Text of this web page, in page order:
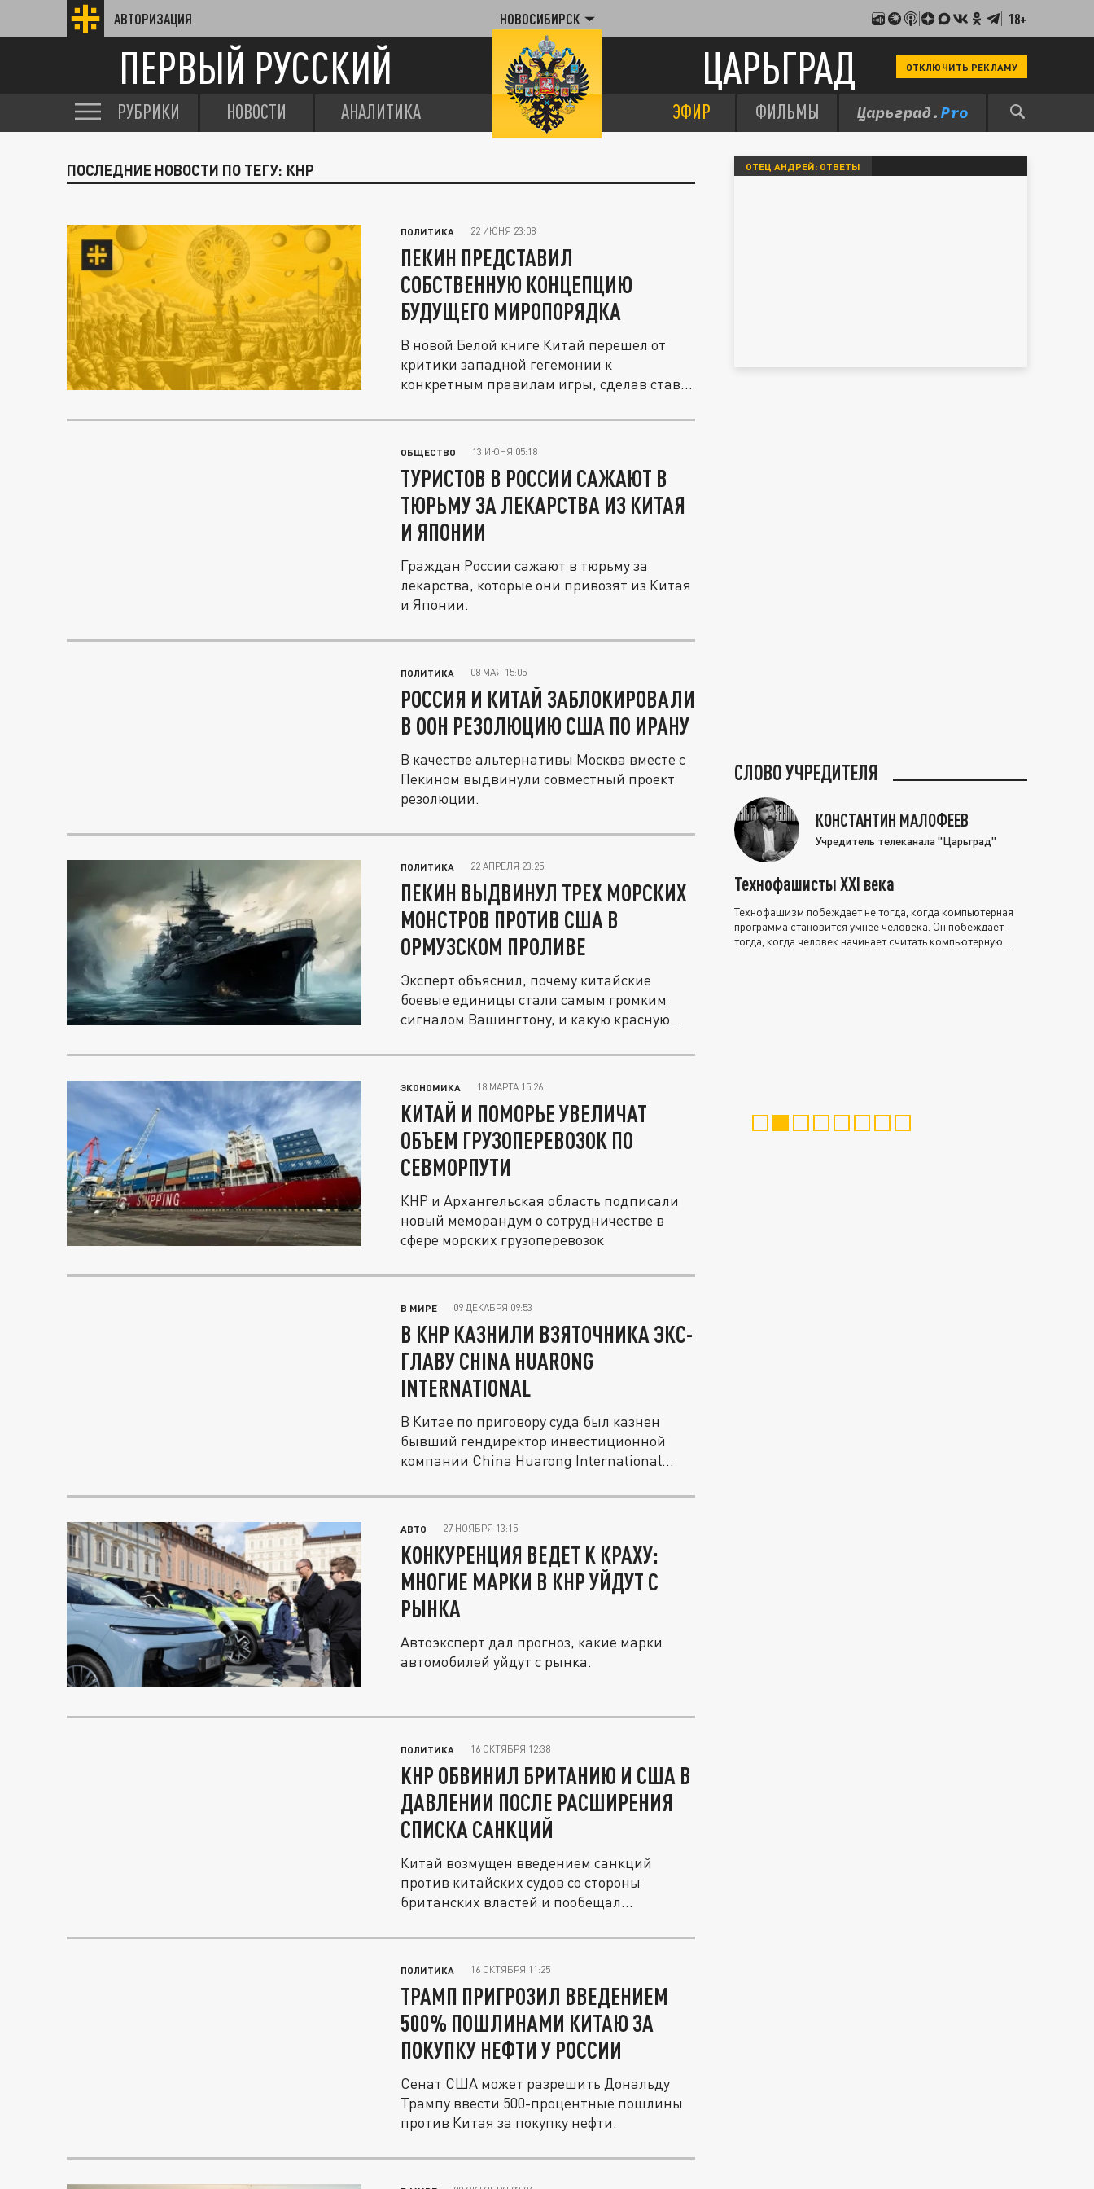
АВТОРИЗАЦИЯ НОВОСИБИРСК 18+
ПЕРВЫЙ РУССКИЙ ЦАРЬГРАД ОТКЛЮЧИТЬ РЕКЛАМУ
РУБРИКИ НОВОСТИ АНАЛИТИКА ЭФИР ФИЛЬМЫ
ПОСЛЕДНИЕ НОВОСТИ ПО ТЕГУ: КНР
ПОЛИТИКА 22 ИЮНЯ 23:08
ПЕКИН ПРЕДСТАВИЛ
СОБСТВЕННУЮ КОНЦЕПЦИЮ
БУДУЩЕГО МИРОПОРЯДКА
В новой Белой книге Китай перешел от
критики западной гегемонии к
конкретным правилам игры, сделав ставку
ОБЩЕСТВО 13 ИЮНЯ 05:18
ТУРИСТОВ В РОССИИ САЖАЮТ В
ТЮРЬМУ ЗА ЛЕКАРСТВА ИЗ КИТАЯ
И ЯПОНИИ
Граждан России сажают в тюрьму за
лекарства, которые они привозят из Китая
и Японии.
ПОЛИТИКА 08 МАЯ 15:05
РОССИЯ И КИТАЙ ЗАБЛОКИРОВАЛИ
В ООН РЕЗОЛЮЦИЮ США ПО ИРАНУ
В качестве альтернативы Москва вместе с
Пекином выдвинули совместный проект
резолюции.
ПОЛИТИКА 22 АПРЕЛЯ 23:25
ПЕКИН ВЫДВИНУЛ ТРЕХ МОРСКИХ
МОНСТРОВ ПРОТИВ США В
ОРМУЗСКОМ ПРОЛИВЕ
Эксперт объяснил, почему китайские
боевые единицы стали самым громким
сигналом Вашингтону, и какую красную...
ЭКОНОМИКА 18 МАРТА 15:26
КИТАЙ И ПОМОРЬЕ УВЕЛИЧАТ
ОБЪЕМ ГРУЗОПЕРЕВОЗОК ПО
СЕВМОРПУТИ
КНР и Архангельская область подписали
новый меморандум о сотрудничестве в
сфере морских грузоперевозок
В МИРЕ 09 ДЕКАБРЯ 09:53
В КНР КАЗНИЛИ ВЗЯТОЧНИКА ЭКС-
ГЛАВУ CHINA HUARONG
INTERNATIONAL
В Китае по приговору суда был казнен
бывший гендиректор инвестиционной
компании China Huarong International...
АВТО 27 НОЯБРЯ 13:15
КОНКУРЕНЦИЯ ВЕДЕТ К КРАХУ:
МНОГИЕ МАРКИ В КНР УЙДУТ С
РЫНКА
Автоэксперт дал прогноз, какие марки
автомобилей уйдут с рынка.
ПОЛИТИКА 16 ОКТЯБРЯ 12:38
КНР ОБВИНИЛ БРИТАНИЮ И США В
ДАВЛЕНИИ ПОСЛЕ РАСШИРЕНИЯ
СПИСКА САНКЦИЙ
Китай возмущен введением санкций
против китайских судов со стороны
британских властей и пообещал
ПОЛИТИКА 16 ОКТЯБРЯ 11:25
ТРАМП ПРИГРОЗИЛ ВВЕДЕНИЕМ
500% ПОШЛИНАМИ КИТАЮ ЗА
ПОКУПКУ НЕФТИ У РОССИИ
Сенат США может разрешить Дональду
Трампу ввести 500-процентные пошлины
против Китая за покупку нефти.
ОТЕЦ АНДРЕЙ: ОТВЕТЫ
СЛОВО УЧРЕДИТЕЛЯ
КОНСТАНТИН МАЛОФЕЕВ
Учредитель телеканала "Царьград"
Технофашисты XXI века
Технофашизм побеждает не тогда, когда компьютерная
программа становится умнее человека. Он побеждает
тогда, когда человек начинает считать компьютерную